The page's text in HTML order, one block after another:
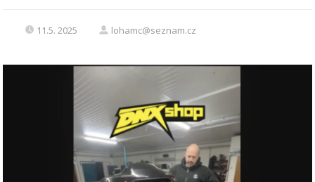
11.5. 2025 lohamc@seznam.cz